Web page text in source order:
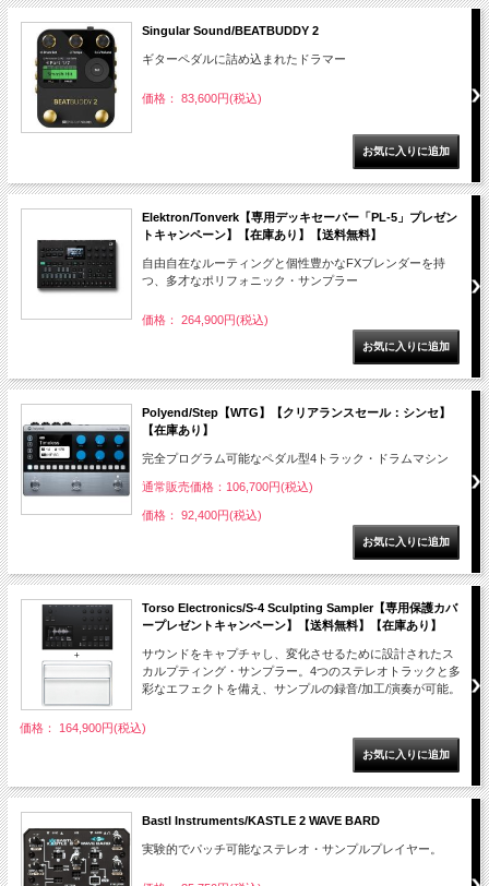
Singular Sound/BEATBUDDY 2
ギターペダルに詰め込まれたドラマー
価格： 83,600円(税込)
Elektron/Tonverk【専用デッキセーバー「PL-5」プレゼン
トキャンペーン】【在庫あり】【送料無料】
自由自在なルーティングと個性豊かなFXブレンダーを持
つ、多才なポリフォニック・サンプラー
価格： 264,900円(税込)
Polyend/Step【WTG】【クリアランスセール：シンセ】
【在庫あり】
完全プログラム可能なペダル型4トラック・ドラムマシン
通常販売価格：106,700円(税込)
価格： 92,400円(税込)
Torso Electronics/S-4 Sculpting Sampler【専用保護カバ
ープレゼントキャンペーン】【送料無料】【在庫あり】
サウンドをキャプチャし、変化させるために設計されたス
カルプティング・サンプラー。4つのステレオトラックと多
彩なエフェクトを備え、サンプルの録音/加工/演奏が可能。
価格： 164,900円(税込)
Bastl Instruments/KASTLE 2 WAVE BARD
実験的でパッチ可能なステレオ・サンプルプレイヤー。